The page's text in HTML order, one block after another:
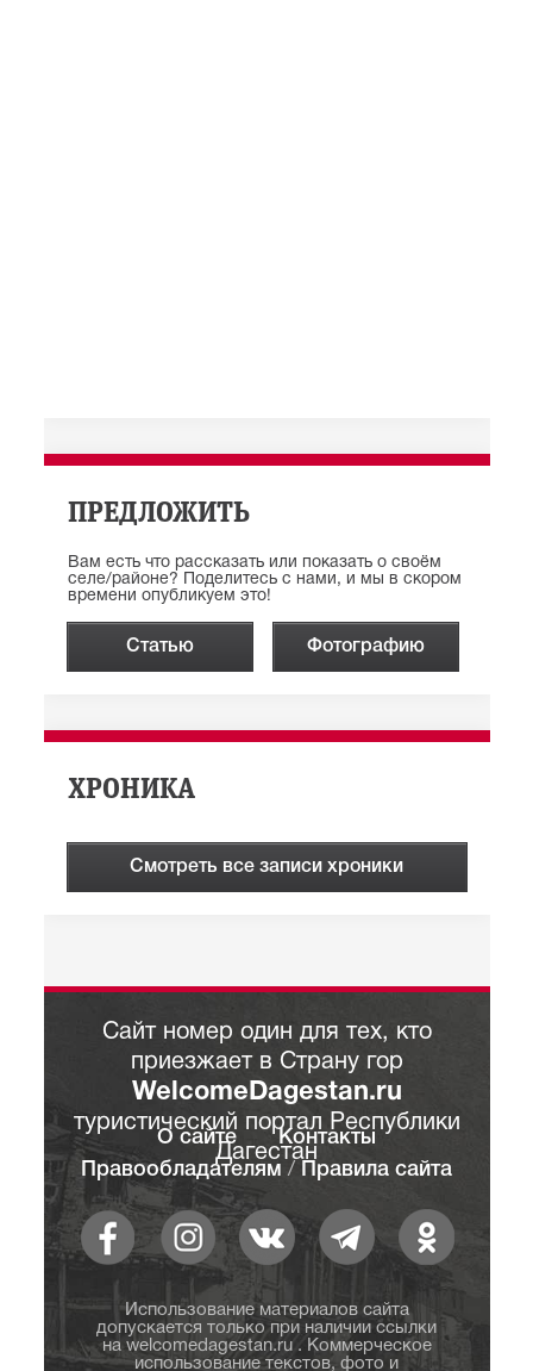
ПРЕДЛОЖИТЬ
Вам есть что рассказать или показать о своём
селе/районе? Поделитесь с нами, и мы в скором
времени опубликуем это!
Статью Фотографию
ХРОНИКА
Смотреть все записи хроники
Сайт номер один для тех, кто
приезжает в Страну гор
WelcomeDagestan.ru
туристический портал Республики
Дагестан
О сайте
Контакты
Правообладателям / Правила сайта
Использование материалов сайта
допускается только при наличии ссылки
на welcomedagestan.ru . Коммерческое
использование текстов, фото и